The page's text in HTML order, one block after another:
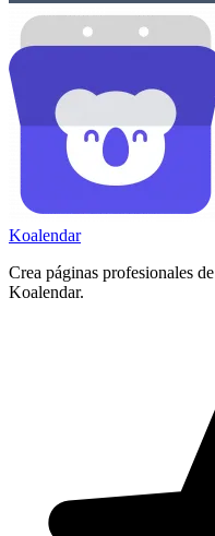
Koalendar
Crea páginas profesionales
Koalendar.